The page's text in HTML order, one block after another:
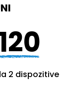
2 dispozitive